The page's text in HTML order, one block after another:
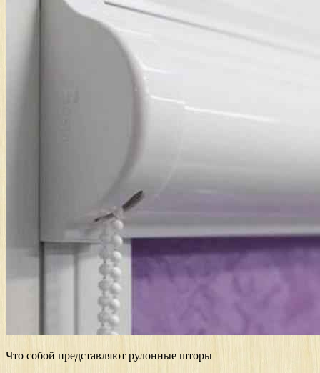
Что собой представляют рулонные шторы